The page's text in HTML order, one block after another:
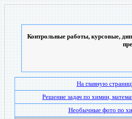
Контрольные работы, курсовые,
На главную
Решение задач по химии,
Необычные фото по